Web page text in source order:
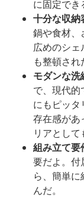
に固定でき
十分な収納
鍋や食材、
広めのシェ
も整頓され
モダンな洗
で、現代的
にもピッタ
存在感があ
リアとして
組み立て要
要だよ。付
ら、簡単
んだ。